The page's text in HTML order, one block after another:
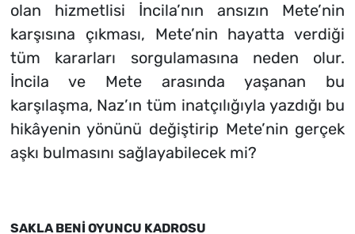
olan hizmetlisi İncila’nın ansızın Mete’nin
karşısına çıkması, Mete’nin hayatta verdiği
tüm kararları sorgulamasına neden olur.
İncila ve Mete arasında yaşanan bu
karşılaşma, Naz’ın tüm inatçılığıyla yazdığı bu
hikâyenin yönünü değiştirip Mete’nin gerçek
aşkı bulmasını sağlayabilecek mi?
SAKLA BENİ OYUNCU KADROSU